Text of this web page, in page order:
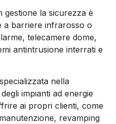
gestione la sicurezza è
a barriere infrarosso o
telecamere dome,
antintrusione interrati e
nella
impianti ad energie
ai propri clienti, come
revamping